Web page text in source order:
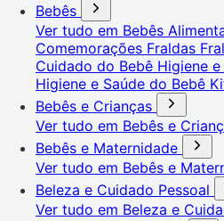
Bebês
Ver tudo em Bebês
Comemorações Fraldas
Cuidado do Bebê Higiene
Higiene e Saúde do Bebê
Bebês e Crianças
Ver tudo em Bebês e
Bebês e Maternidade
Ver tudo em Bebês e
Beleza e Cuidado Pessoal
Ver tudo em Beleza e